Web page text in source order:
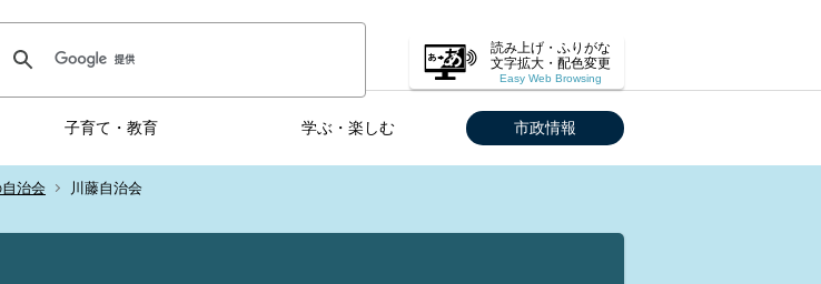
読み上げ・ふりがな
文字拡大・配色変更
Easy Web Browsing
子育て・教育 学ぶ・楽しむ 市政情報
治会 川藤自治会